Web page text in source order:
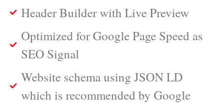
Header Builder with Live Preview
Optimized for Google Page Speed as
SEO Signal
Website schema using JSON LD
which is recommended by Google